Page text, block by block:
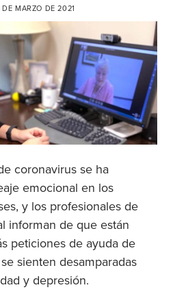
MARZO DE 2021
coronavirus se ha
emocional en los
y los profesionales de
informan de que están
peticiones de ayuda de
sienten desamparadas
y depresión.